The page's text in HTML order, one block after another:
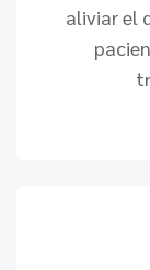
aliviar el